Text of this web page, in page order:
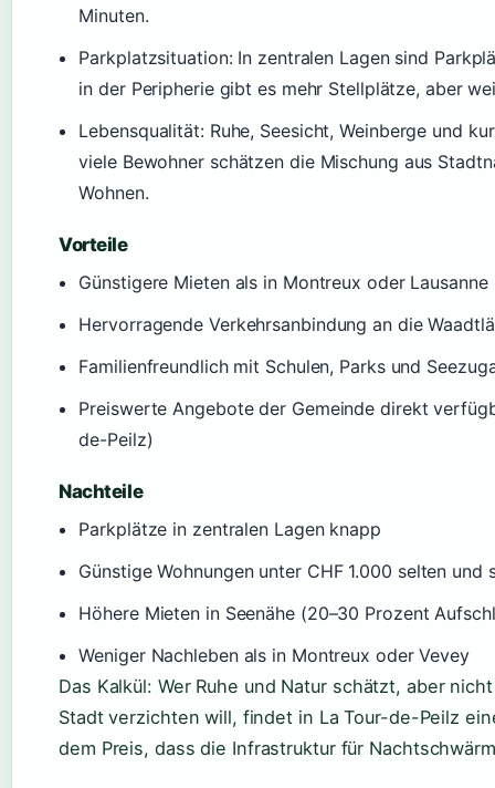
Minuten.
Parkplatzsituation: In zentralen Lagen sind
in der Peripherie gibt es mehr Stellplätze, aber
Lebensqualität: Ruhe, Seesicht, Weinberge und
viele Bewohner schätzen die Mischung aus
Wohnen.
Vorteile
Günstigere Mieten als in Montreux oder
Hervorragende Verkehrsanbindung an die
Familienfreundlich mit Schulen, Parks und
Preiswerte Angebote der Gemeinde direkt
de-Peilz)
Nachteile
Parkplätze in zentralen Lagen knapp
Günstige Wohnungen unter CHF 1.000 selten und
Höhere Mieten in Seenähe (20–30 Prozent
Weniger Nachleben als in Montreux oder Vevey
Das Kalkül: Wer Ruhe und Natur schätzt, aber
Stadt verzichten will, findet in La Tour-de-Peilz
dem Preis, dass die Infrastruktur für